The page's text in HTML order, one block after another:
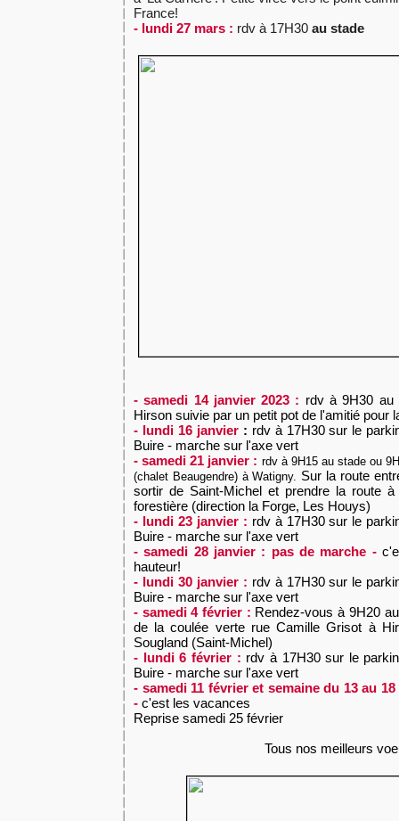
France!
- lundi 27 mars : rdv à 17H30 au stade
- samedi 14 janvier 2023 : rdv à 9H30 au
Hirson suivie par un petit pot de l'amitié pour
- lundi 16 janvier : rdv à 17H30 sur le
Buire - marche sur l'axe vert
- samedi 21 janvier : rdv à 9H15 au stade ou
(chalet Beaugendre) à Watigny. Sur la route
sortir de Saint-Michel et prendre la route
forestière (direction la Forge, Les Houys)
- lundi 23 janvier : rdv à 17H30 sur le
Buire - marche sur l'axe vert
- samedi 28 janvier : pas de marche -
hauteur!
- lundi 30 janvier : rdv à 17H30 sur le
Buire - marche sur l'axe vert
- samedi 4 février : Rendez-vous à 9H20
de la coulée verte rue Camille Grisot à
Sougland (Saint-Michel)
- lundi 6 février : rdv à 17H30 sur le
Buire - marche sur l'axe vert
- samedi 11 février et semaine du 13 au
- c'est les vacances
Reprise samedi 25 février
Tous nos meilleurs